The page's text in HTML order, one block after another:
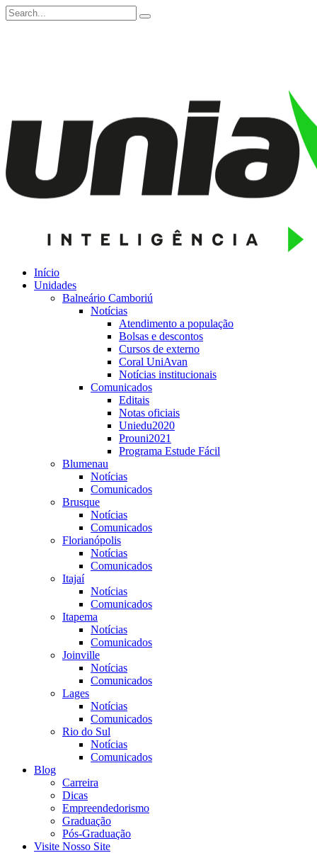
Início
Unidades
Balneário Camboriú
Notícias
Atendimento a população
Bolsas e descontos
Cursos de externo
Coral UniAvan
Notícias institucionais
Comunicados
Editais
Notas oficiais
Uniedu2020
Prouni2021
Programa Estude Fácil
Blumenau
Notícias
Comunicados
Brusque
Notícias
Comunicados
Florianópolis
Notícias
Comunicados
Itajaí
Notícias
Comunicados
Itapema
Notícias
Comunicados
Joinville
Notícias
Comunicados
Lages
Notícias
Comunicados
Rio do Sul
Notícias
Comunicados
Blog
Carreira
Dicas
Empreendedorismo
Graduação
Pós-Graduação
Visite Nosso Site